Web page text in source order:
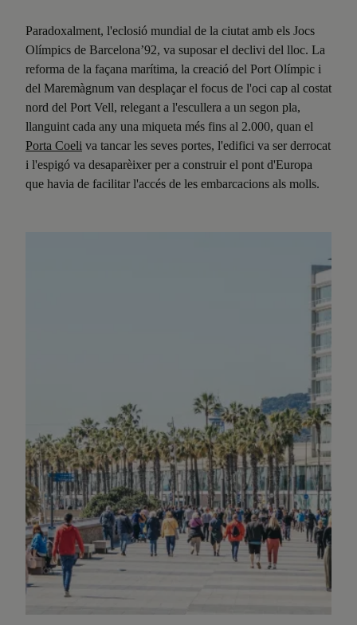
Paradoxalment, l'eclosió mundial de la ciutat amb els Jocs
Olímpics de Barcelona’92, va suposar el declivi del lloc. La
reforma de la façana marítima, la creació del Port Olímpic i
del Maremàgnum van desplaçar el focus de l'oci cap al costat
nord del Port Vell, relegant a l'escullera a un segon pla,
llanguint cada any una miqueta més fins al 2.000, quan el
Porta Coeli va tancar les seves portes, l'edifici va ser derrocat
i l'espigó va desaparèixer per a construir el pont d'Europa
que havia de facilitar l'accés de les embarcacions als molls.